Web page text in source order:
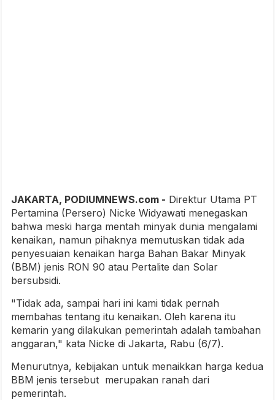
JAKARTA, PODIUMNEWS.com - Direktur Utama PT
Pertamina (Persero) Nicke Widyawati menegaskan
bahwa meski harga mentah minyak dunia mengalami
kenaikan, namun pihaknya memutuskan tidak ada
penyesuaian kenaikan harga Bahan Bakar Minyak
(BBM) jenis RON 90 atau Pertalite dan Solar
bersubsidi.
"Tidak ada, sampai hari ini kami tidak pernah
membahas tentang itu kenaikan. Oleh karena itu
kemarin yang dilakukan pemerintah adalah tambahan
anggaran," kata Nicke di Jakarta, Rabu (6/7).
Menurutnya, kebijakan untuk menaikkan harga kedua
BBM jenis tersebut merupakan ranah dari
pemerintah.